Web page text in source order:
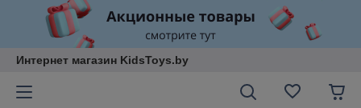
Интернет магазин KidsToys.by